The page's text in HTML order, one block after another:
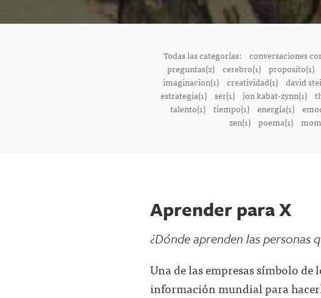
Todas las categorías: conversaciones
preguntas(2)
cerebro(1) proposito(1)
imaginacion(1)
creatividad(1) david
estrategia(1)
ser(1) jon kabat-zynn(1)
talento(1)
tiempo(1) energía(1)
zen(1) poema(1)
Aprender para X
¿Dónde aprenden las personas
Una de las empresas símbolo
información mundial para